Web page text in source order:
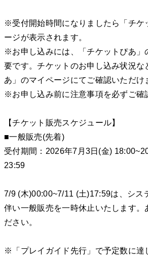
※受付開始時間になりましたら「チケ
ージが表示されます。
※お申し込みには、「チケットぴあ」
要です。チケットのお申し込み状況な
あ」のマイページにてご確認いただけ
※お申し込み前に注意事項を必ずご確
【チケット販売スケジュール】
■一般販売(先着)
受付期間：2026年7月3日(金)
23:59
7/9 (木)00:00~7/11 (土)17:59は、シス
伴い一般販売を一時休止いたします。
ださい。
※「プレイガイド先行」で予定数に達